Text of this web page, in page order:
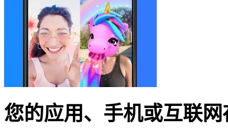
您的应用、手机或互联